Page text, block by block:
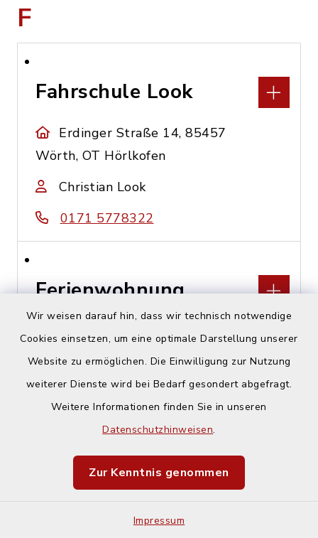
Wir weisen darauf hin, dass wir technisch notwendige
Cookies einsetzen, um eine optimale Darstellung unserer
Website zu ermöglichen. Die Einwilligung zur Nutzung
weiterer Dienste wird bei Bedarf gesondert abgefragt.
Weitere Informationen finden Sie in unseren
Datenschutzhinweisen.
Zur Kenntnis genommen
Impressum
F
Fahrschule Look
Erdinger Straße 14, 85457
Wörth, OT Hörlkofen
Christian Look
0171 5778322
Ferienwohnung
Schmuckkasterl
Hohenlindener Straße 44,
85457 Wörth, OT Hörlkofen
Stephan Lex
08122 229147
Financial Planing